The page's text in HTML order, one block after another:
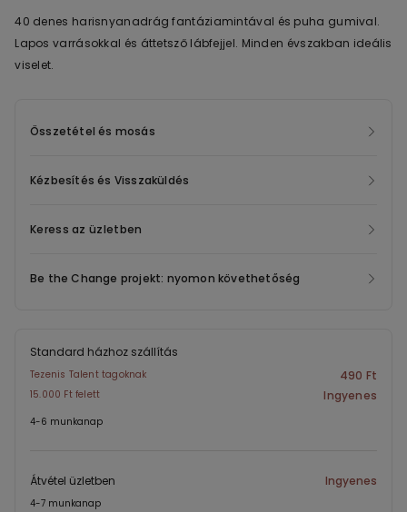
40 denes harisnyanadrág fantáziamintával és puha gumival.
Lapos varrásokkal és áttetsző lábfejjel. Minden évszakban ideális
viselet.
Összetétel és mosás
Kézbesítés és Visszaküldés
Keress az üzletben
Be the Change projekt: nyomon követhetőség
Standard házhoz szállítás
Tezenis Talent tagoknak 490 Ft
15.000 Ft felett Ingyenes
4-6 munkanap
Átvétel üzletben Ingyenes
4-7 munkanap